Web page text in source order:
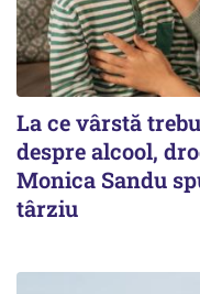
La ce vârstă
despre alcool,
Monica Sandu
târziu